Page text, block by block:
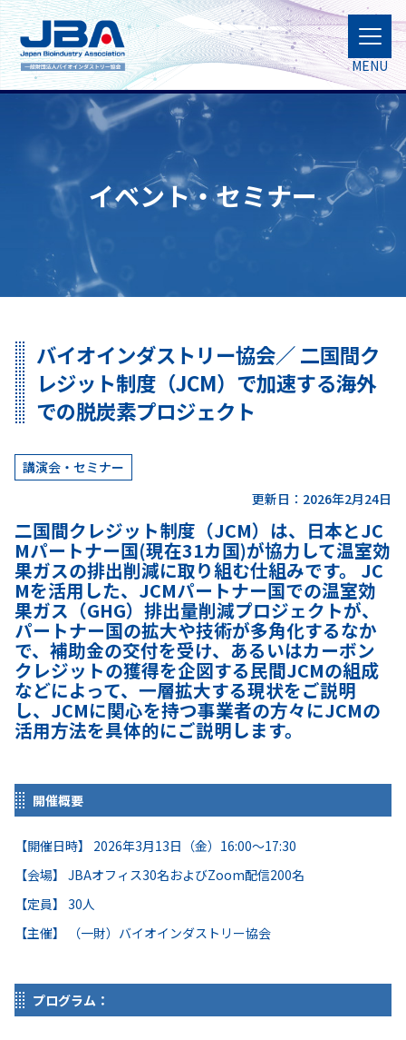
MENU
イベント・セミナー
バイオインダストリー協会／ 二国間ク
レジット制度（JCM）で加速する海外
での脱炭素プロジェクト
講演会・セミナー
更新日：2026年2月24日
二国間クレジット制度（JCM）は、日本とJC
Mパートナー国(現在31カ国)が協力して温室効
果ガスの排出削減に取り組む仕組みです。 JC
Mを活用した、JCMパートナー国での温室効
果ガス（GHG）排出量削減プロジェクトが、
パートナー国の拡大や技術が多角化するなか
で、補助金の交付を受け、あるいはカーボン
クレジットの獲得を企図する民間JCMの組成
などによって、一層拡大する現状をご説明
し、JCMに関心を持つ事業者の方々にJCMの
活用方法を具体的にご説明します。
開催概要
【開催日時】 2026年3月13日（金）16:00～17:30
【会場】 JBAオフィス30名およびZoom配信200名
【定員】 30人
【主催】 （一財）バイオインダストリー協会
プログラム：